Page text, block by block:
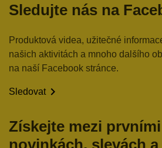
Sledujte nás na
Produktová videa, užitečné
našich aktivitách a mnoho dalšího
na naší Facebook stránce.
Sledovat
Získejte mezi
novinkách, slevách